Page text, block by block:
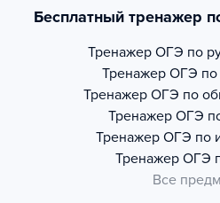
Бесплатный тренажер
Тренажер ОГЭ по
Тренажер ОГЭ по
Тренажер ОГЭ по
Тренажер ОГЭ
Тренажер ОГЭ по
Тренажер ОГЭ
Все